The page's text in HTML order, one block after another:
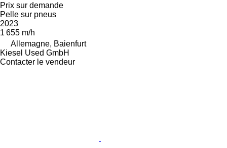
Prix sur demande
Pelle sur pneus
2023
1 655 m/h
Allemagne, Baienfurt
Kiesel Used GmbH
Contacter le vendeur